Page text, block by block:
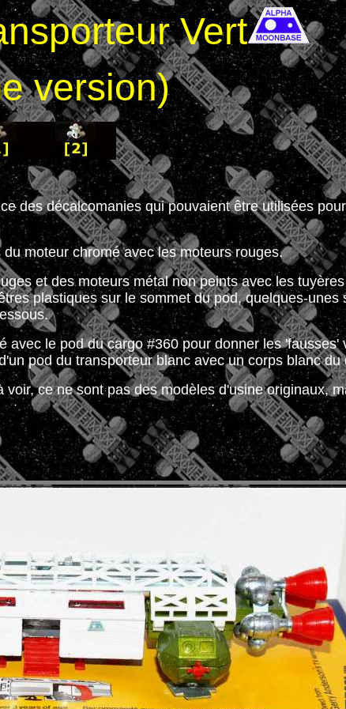
Vert
version)
des décalcomanies qui pouvaient être utilisées
moteur chromé avec les moteurs rouges.
et des moteurs métal non peints avec les
plastiques sur le sommet du pod, quelques-unes
le pod du cargo #360 pour donner les 'fausses'
pod du transporteur blanc avec un corps blanc du
ce ne sont pas des modèles d'usine originaux,